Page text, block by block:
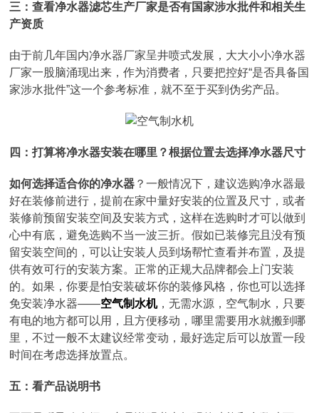
三：查看净水器滤芯生产厂家是否有国家涉水批件和相关生
产资质
由于前几年国内净水器厂家呈井喷式发展，大大小小净水器
厂家一股脑涌现出来，作为消费者，只要把控好“是否具备国
家涉水批件”这一个参考标准，就不至于买到伪劣产品。
四：打算将净水器安装在哪里？根据位置去选择净水器尺寸
如何选择适合你的净水器 ？一般情况下，建议选购净水器最
好在装修前进行，提前在家中量好安装的位置及尺寸，或者
装修前预留安装空间及安装方式，这样在选购时才可以做到
心中有底，避免选购不当一波三折。假如已装修完且没有预
留安装空间的，可以让安装人员到场帮忙查看并布置，及提
供有效可行的安装方案。正常的正规大品牌都会上门安装
的。如果，你要是怕安装破坏你的装修风格，你也可以选择
免安装净水器——空气制水机，无需水源，空气制水，只要
有电的地方都可以用，且方便移动，哪里需要用水就搬到哪
里，不过一般不太建议经常变动，最好选定后可以放置一段
时间在考虑选择放置点。
五：看产品说明书